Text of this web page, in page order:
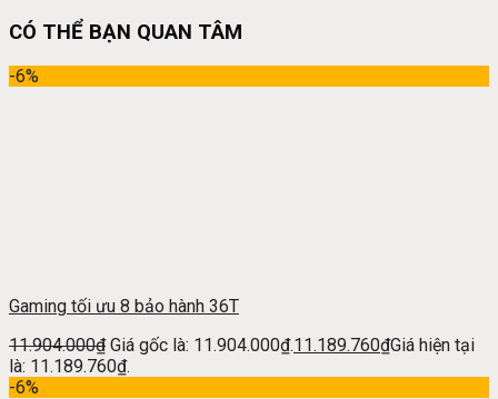
CÓ THỂ BẠN QUAN TÂM
-6%
Gaming tối ưu 8 bảo hành 36T
11.904.000₫ Giá gốc là: 11.904.000₫.11.189.760₫Giá hiện tại
là: 11.189.760₫.
-6%